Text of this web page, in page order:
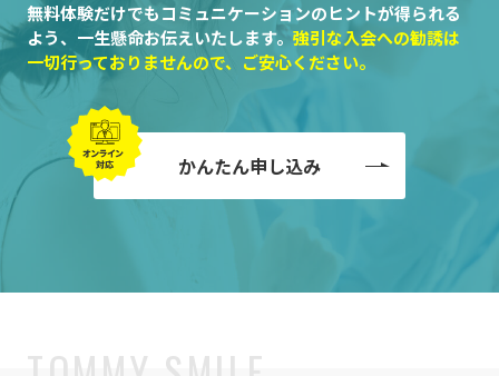
無料体験だけでもコミュニケーションのヒントが得られる
よう、一生懸命お伝えいたします。 強引な入会への勧誘は
一切行っておりませんので、ご安心ください。
かんたん申し込み